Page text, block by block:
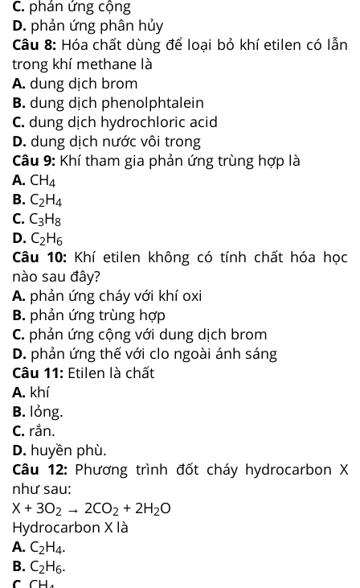
C. phản ứng cộng
D. phản ứng phân hủy
Câu 8: Hóa chất dùng để loại bỏ khí etilen có lẫn
trong khí methane là
A. dung dịch brom
B. dung dịch phenolphtalein
C. dung dịch hydrochloric acid
D. dung dịch nước vôi trong
Câu 9: Khí tham gia phản ứng trùng hợp là
A. CH4
B. C2H4
C. C3H8
D. C2H6
Câu 10: Khí etilen không có tính chất hóa học
nào sau đây?
A. phản ứng cháy với khí oxi
B. phản ứng trùng hợp
C. phản ứng cộng với dung dịch brom
D. phản ứng thế với clo ngoài ánh sáng
Câu 11: Etilen là chất
A. khí
B. lỏng.
C. rắn.
D. huyền phù.
Câu 12: Phương trình đốt cháy hydrocarbon X
như sau:
X + 3O2 → 2CO2 + 2H2O
Hydrocarbon X là
A. C2H4.
B. C2H6.